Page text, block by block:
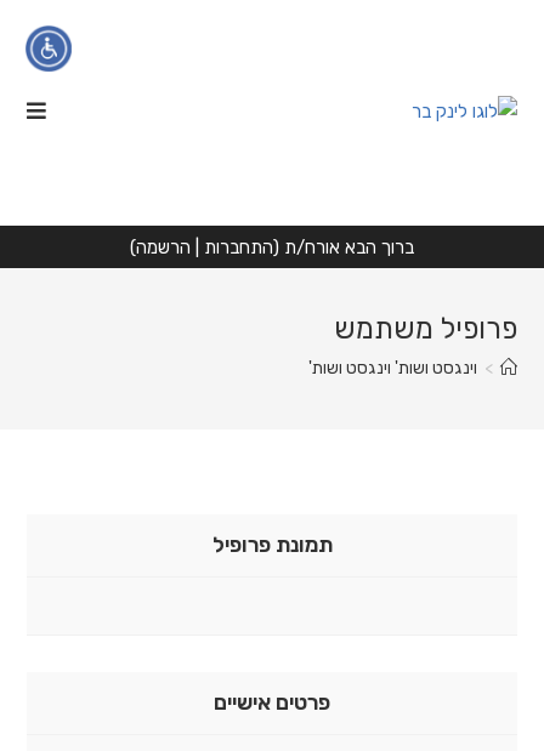
ברוך הבא אורח/ת (התחברות הרשמה)
פרופיל משתמש
> וינגסט ושות' וינגסט ושות'
תמונת פרופיל
פרטים אישיים
ניגודיות גבוהה